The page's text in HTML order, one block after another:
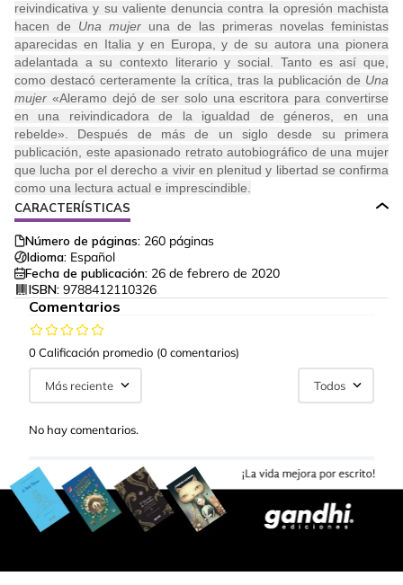
reivindicativa y su valiente denuncia contra la opresión machista
hacen de Una mujer una de las primeras novelas feministas
aparecidas en Italia y en Europa, y de su autora una pionera
adelantada a su contexto literario y social. Tanto es así que,
como destacó certeramente la crítica, tras la publicación de Una
mujer «Aleramo dejó de ser solo una escritora para convertirse
en una reivindicadora de la igualdad de géneros, en una
rebelde». Después de más de un siglo desde su primera
publicación, este apasionado retrato autobiográfico de una mujer
que lucha por el derecho a vivir en plenitud y libertad se confirma
como una lectura actual e imprescindible.
CARACTERÍSTICAS
Número de páginas: 260 páginas
Idioma: Español
Fecha de publicación: 26 de febrero de 2020
ISBN: 9788412110326
Comentarios
0 Calificación promedio (0 comentarios)
Más reciente Todos
No hay comentarios.